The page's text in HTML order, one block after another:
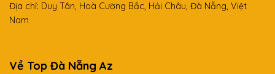
Địa chỉ: Duy Tân, Hoà Cường Bắc, Hải Châu, Đà Nẵng, Việt
Nam
Về Top Đà Nẵng Az